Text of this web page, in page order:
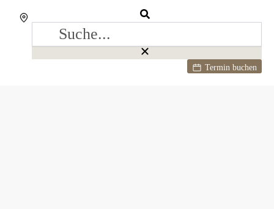
Termin buchen